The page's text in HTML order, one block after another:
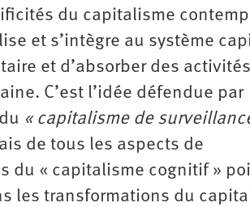
du capitalisme
et s’intègre au système
et d’absorber des
C’est l’idée défendue par
« capitalisme de
de tous les aspects de
du « capitalisme cognitif »
les transformations du